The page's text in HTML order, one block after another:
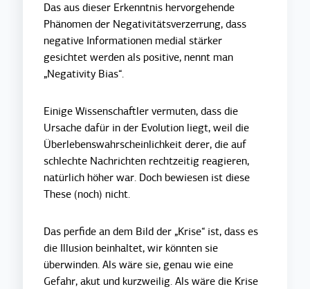
Das aus dieser Erkenntnis hervorgehende
Phänomen der Negativitätsverzerrung, dass
negative Informationen medial stärker
gesichtet werden als positive, nennt man
„Negativity Bias“.
Einige Wissenschaftler vermuten, dass die
Ursache dafür in der Evolution liegt, weil die
Überlebenswahrscheinlichkeit derer, die auf
schlechte Nachrichten rechtzeitig reagieren,
natürlich höher war. Doch bewiesen ist diese
These (noch) nicht.
Das perfide an dem Bild der „Krise“ ist, dass es
die Illusion beinhaltet, wir könnten sie
überwinden. Als wäre sie, genau wie eine
Gefahr, akut und kurzweilig. Als wäre die Krise